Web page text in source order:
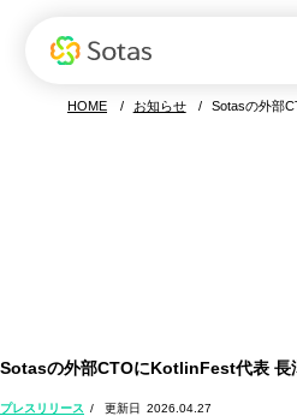
Sotasの特長
お役立ち資料
HOME お知らせ Sotasの外部
プレスリリース 2026.04.27
Sotasの外部CTOにKotlinFest代表 長